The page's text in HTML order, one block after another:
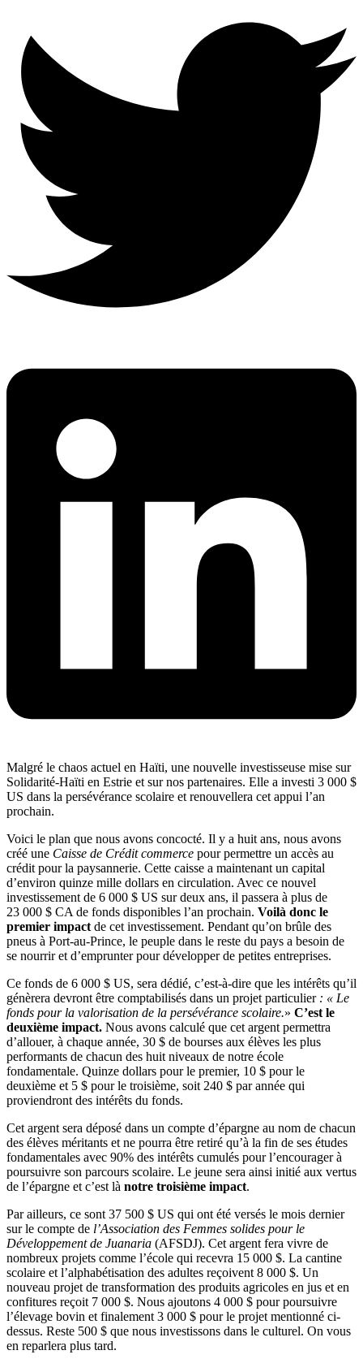
Malgré le chaos actuel en Haïti, une nouvelle investisseuse mise sur
Solidarité-Haïti en Estrie et sur nos partenaires. Elle a investi 3 000 $
US dans la persévérance scolaire et renouvellera cet appui l’an
prochain.
Voici le plan que nous avons concocté. Il y a huit ans, nous avons
créé une Caisse de Crédit commerce pour permettre un accès au
crédit pour la paysannerie. Cette caisse a maintenant un capital
d’environ quinze mille dollars en circulation. Avec ce nouvel
investissement de 6 000 $ US sur deux ans, il passera à plus de
23 000 $ CA de fonds disponibles l’an prochain. Voilà donc le
premier impact de cet investissement. Pendant qu’on brûle des
pneus à Port-au-Prince, le peuple dans le reste du pays a besoin de
se nourrir et d’emprunter pour développer de petites entreprises.
Ce fonds de 6 000 $ US, sera dédié, c’est-à-dire que les intérêts qu’il
génèrera devront être comptabilisés dans un projet particulier: « Le
fonds pour la valorisation de la persévérance scolaire.» C’est le
deuxième impact. Nous avons calculé que cet argent permettra
d’allouer, à chaque année, 30 $ de bourses aux élèves les plus
performants de chacun des huit niveaux de notre école
fondamentale. Quinze dollars pour le premier, 10 $ pour le
deuxième et 5 $ pour le troisième, soit 240 $ par année qui
proviendront des intérêts du fonds.
Cet argent sera déposé dans un compte d’épargne au nom de chacun
des élèves méritants et ne pourra être retiré qu’à la fin de ses études
fondamentales avec 90% des intérêts cumulés pour l’encourager à
poursuivre son parcours scolaire. Le jeune sera ainsi initié aux vertus
de l’épargne et c’est là notre troisième impact.
Par ailleurs, ce sont 37 500 $ US qui ont été versés le mois dernier
sur le compte de l’Association des Femmes solides pour le
Développement de Juanaria (AFSDJ). Cet argent fera vivre de
nombreux projets comme l’école qui recevra 15 000 $. La cantine
scolaire et l’alphabétisation des adultes reçoivent 8 000 $. Un
nouveau projet de transformation des produits agricoles en jus et en
confitures reçoit 7 000 $. Nous ajoutons 4 000 $ pour poursuivre
l’élevage bovin et finalement 3 000 $ pour le projet mentionné ci-
dessus. Reste 500 $ que nous investissons dans le culturel. On vous
en reparlera plus tard.